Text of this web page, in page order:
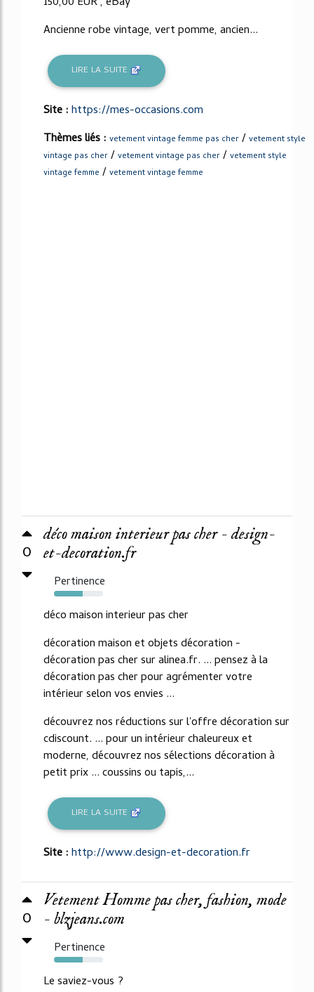
Ancienne robe vintage, vert pomme, ancien...
LIRE LA SUITE
Site :https://mes-occasions.com
Thèmes liés : vetement vintage femme pas cher / vetement style
vintage pas cher / vetement vintage pas cher / vetement style
vintage femme / vetement vintage femme
0
déco maison interieur pas cher - design-
et-decoration.fr
Pertinence
58%
déco maison interieur pas cher
décoration maison et objets décoration -
décoration pas cher sur alinea.fr. ... pensez à la
décoration pas cher pour agrémenter votre
intérieur selon vos envies ...
découvrez nos réductions sur l'offre décoration sur
cdiscount. ... pour un intérieur chaleureux et
moderne, découvrez nos sélections décoration à
petit prix ... coussins ou tapis,...
LIRE LA SUITE
Site :http://www.design-et-decoration.fr
0
Vetement Homme pas cher, fashion, mode
- blzjeans.com
Pertinence
58%
Le saviez-vous ?